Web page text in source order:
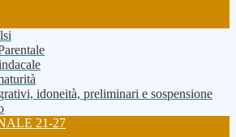
idoneità, preliminari e sospensione
21-27